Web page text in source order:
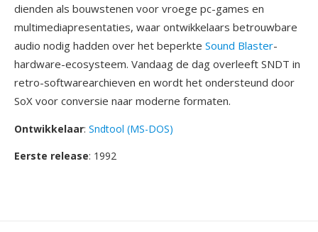
dienden als bouwstenen voor vroege pc-games en
multimediapresentaties, waar ontwikkelaars betrouwbare
audio nodig hadden over het beperkte Sound Blaster-
hardware-ecosysteem. Vandaag de dag overleeft SNDT in
retro-softwarearchieven en wordt het ondersteund door
SoX voor conversie naar moderne formaten.
Ontwikkelaar: Sndtool (MS-DOS)
Eerste release: 1992